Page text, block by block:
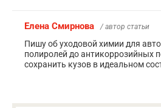
Елена Смирнова / автор статьи
Пишу об уходовой химии для
полиролей до антикоррозийных
сохранить кузов в идеальном